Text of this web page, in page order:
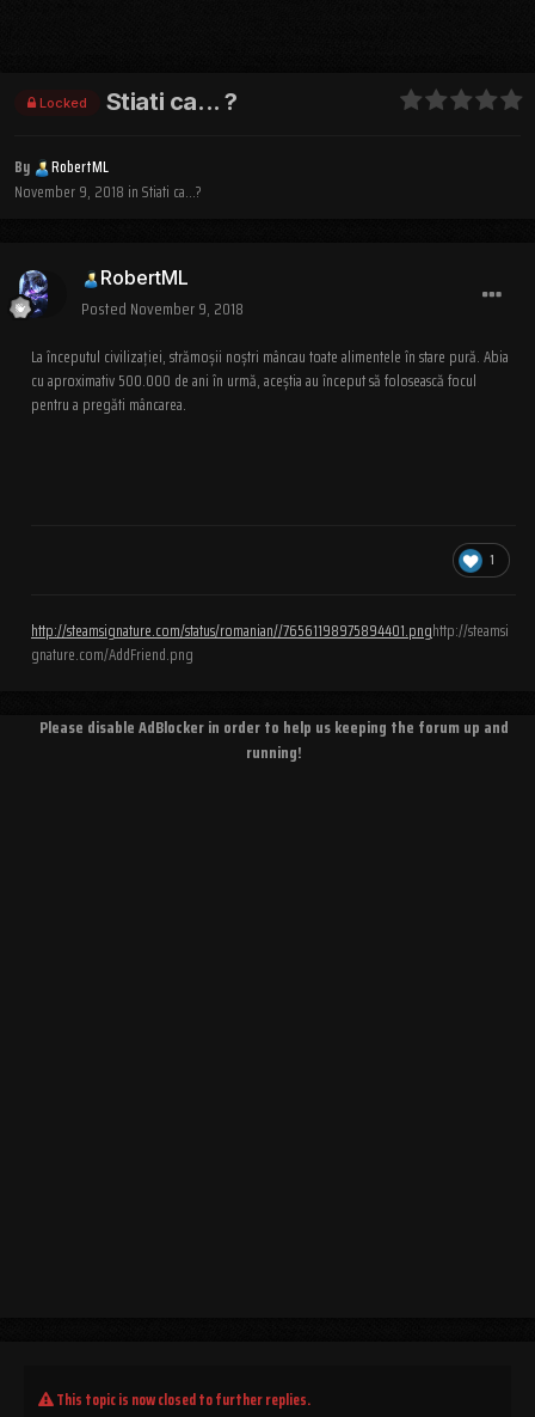
Locked Stiati ca... ?
By
RobertML
November 9, 2018 inStiati ca...?
RobertML
Posted November 9, 2018
La începutul civilizației, strămoșii noștri mâncau toate alimentele în stare pură. Abia
cu aproximativ 500.000 de ani în urmă, aceștia au început să folosească focul
pentru a pregăti mâncarea.
1
http://steamsignature.com/status/romanian//76561198975894401.pnghttp://steamsi
gnature.com/AddFriend.png
Please disable AdBlocker in order to help us keeping the forum up and
running!
This topic is now closed to further replies.